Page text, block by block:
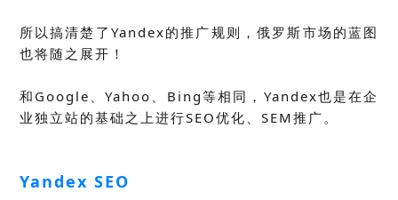
所以搞清楚了Yandex的推广规则，俄罗斯市场的蓝图
也将随之展开！
和Google、Yahoo、Bing等相同，Yandex也是在企
业独立站的基础之上进行SEO优化、SEM推广。
Yandex SEO